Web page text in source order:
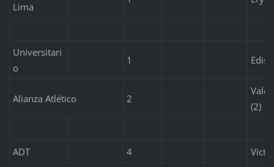
Lima
Universitari
o
1
Alianza Atlético 2
(2)
ADT 4